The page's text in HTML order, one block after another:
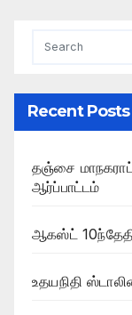
Recent Posts
தஞ்சை
ஆர்ப்பாட்டம்
ஆகஸ்ட்
உதயநிதி